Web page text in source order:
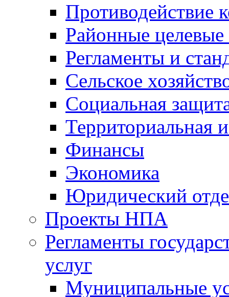
Противодействие
Районные
Регламенты и
Сельское
Социальная
Территориальная
Финансы
Экономика
Юридический
Проекты НПА
Регламенты
услуг
Муниципальные